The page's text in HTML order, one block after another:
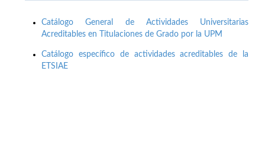
Catálogo General de Actividades Universitarias
Acreditables en Titulaciones de Grado por la UPM
Catálogo específico de actividades acreditables de la
ETSIAE